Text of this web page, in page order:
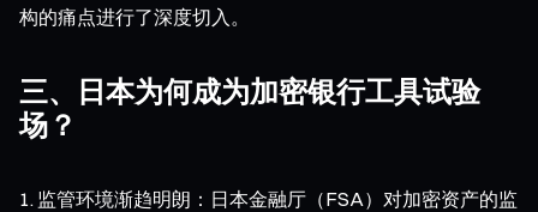
构的痛点进行了深度切入。
三、日本为何成为加密银行工具试验
场？
监管环境渐趋明朗：日本金融厅（FSA）对加密资产的监